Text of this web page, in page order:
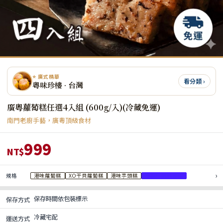
⭐ 廣式精華
粵味珍樓 · 台灣 看分類 ›
廣粵蘿蔔糕任選4入組 (600g/入)(冷藏免運)
南門老廚手藝，廣粵頂級食材
NT$999
規格 港味蘿蔔糕 XO干貝蘿蔔糕 港味芋頭糕 ›
保存方式 保存時間依包裝標示
運送方式 冷藏宅配